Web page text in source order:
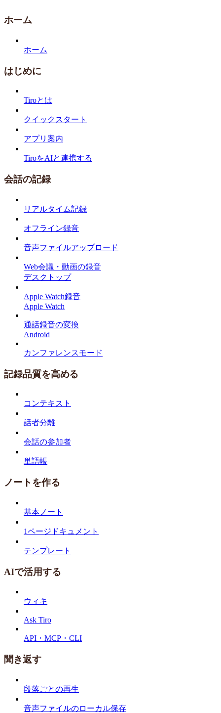
ホーム
ホーム
はじめに
Tiroとは
クイックスタート
アプリ案内
TiroをAIと連携する
会話の記録
リアルタイム記録
オフライン録音
音声ファイルアップロード
Web会議・動画の録音
デスクトップ
Apple Watch録音
Apple Watch
通話録音の変換
Android
カンファレンスモード
記録品質を高める
コンテキスト
話者分離
会話の参加者
単語帳
ノートを作る
基本ノート
1ページドキュメント
テンプレート
AIで活用する
ウィキ
Ask Tiro
API・MCP・CLI
聞き返す
段落ごとの再生
音声ファイルのローカル保存